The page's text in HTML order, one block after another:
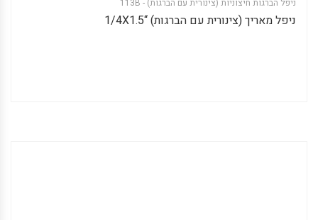
ניפל הברגות חיצוניות (צינורית עם הברגות) - 113B
ניפל מאריך (צינורית עם הברגות) “1/4X1.5